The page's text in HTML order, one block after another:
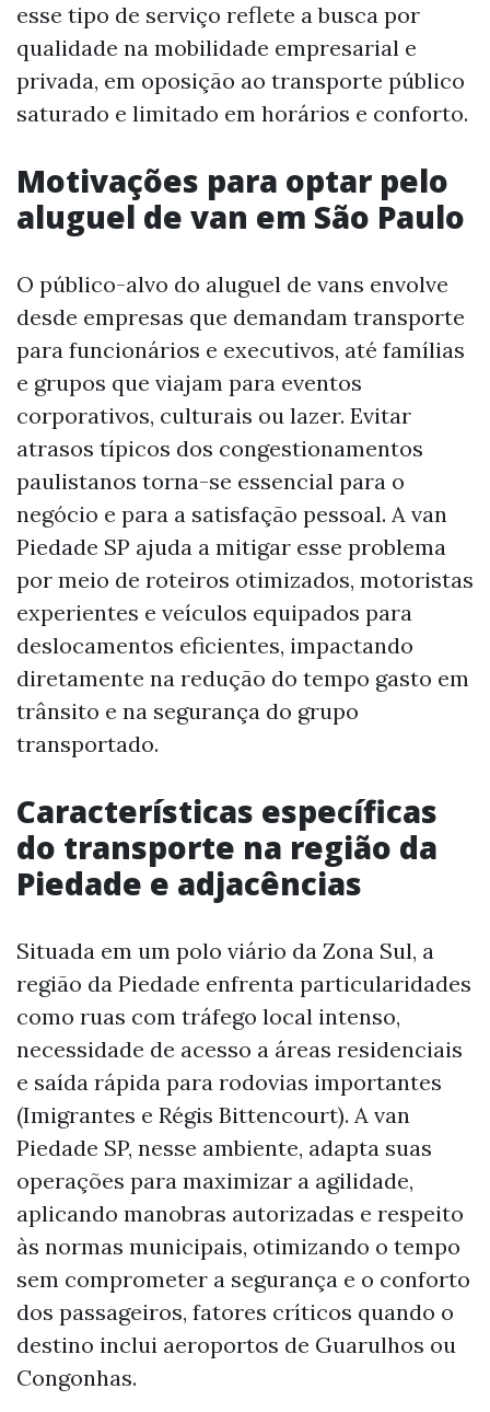
esse tipo de serviço reflete a busca por
qualidade na mobilidade empresarial e
privada, em oposição ao transporte público
saturado e limitado em horários e conforto.
Motivações para optar pelo
aluguel de van em São Paulo
O público-alvo do aluguel de vans envolve
desde empresas que demandam transporte
para funcionários e executivos, até famílias
e grupos que viajam para eventos
corporativos, culturais ou lazer. Evitar
atrasos típicos dos congestionamentos
paulistanos torna-se essencial para o
negócio e para a satisfação pessoal. A van
Piedade SP ajuda a mitigar esse problema
por meio de roteiros otimizados, motoristas
experientes e veículos equipados para
deslocamentos eficientes, impactando
diretamente na redução do tempo gasto em
trânsito e na segurança do grupo
transportado.
Características específicas
do transporte na região da
Piedade e adjacências
Situada em um polo viário da Zona Sul, a
região da Piedade enfrenta particularidades
como ruas com tráfego local intenso,
necessidade de acesso a áreas residenciais
e saída rápida para rodovias importantes
(Imigrantes e Régis Bittencourt). A van
Piedade SP, nesse ambiente, adapta suas
operações para maximizar a agilidade,
aplicando manobras autorizadas e respeito
às normas municipais, otimizando o tempo
sem comprometer a segurança e o conforto
dos passageiros, fatores críticos quando o
destino inclui aeroportos de Guarulhos ou
Congonhas.